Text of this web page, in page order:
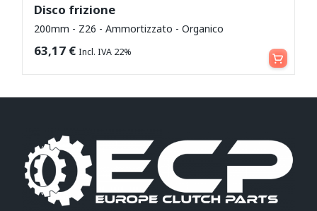
Disco frizione
200mm - Z26 - Ammortizzato - Organico
63,17 € Incl. IVA 22% Leggi tutto